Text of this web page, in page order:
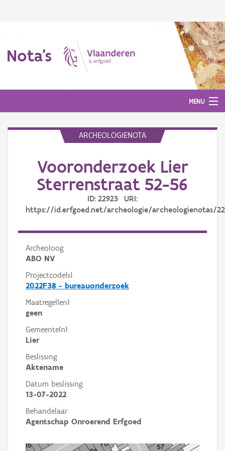
Nota's
MENU
Aanmelden
ARCHEOLOGIENOTA
Vooronderzoek Lier
Sterrenstraat 52-56
ID: 22923 URI:
https://id.erfgoed.net/archeologie/archeologienotas/
Archeoloog
ABO NV
Projectcode(s)
2022F38 - bureauonderzoek
Maatregel(en)
geen
Gemeente(n)
Lier
Beslissing
Aktename
Datum beslissing
13-07-2022
Behandelaar
Agentschap Onroerend Erfgoed